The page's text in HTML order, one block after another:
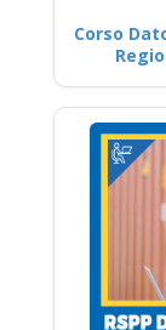
Corso